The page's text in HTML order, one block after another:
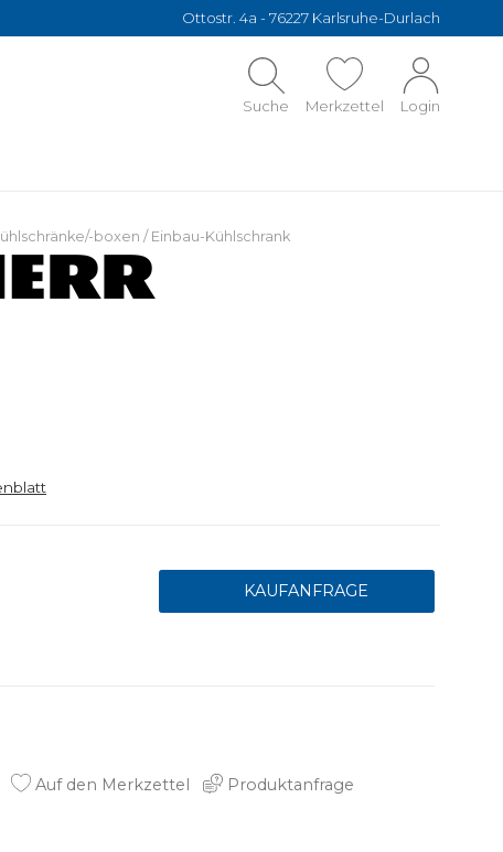
Ottostr. 4a - 76227 Karlsruhe-Durlach
Suche Merkzettel Login
boxen / Einbau-Kühlschrank
Auf den Merkzettel Produktanfrage